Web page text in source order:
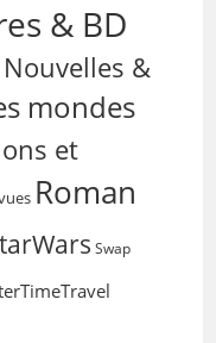
& BD
Nouvelles &
mondes
et
Roman
Swap